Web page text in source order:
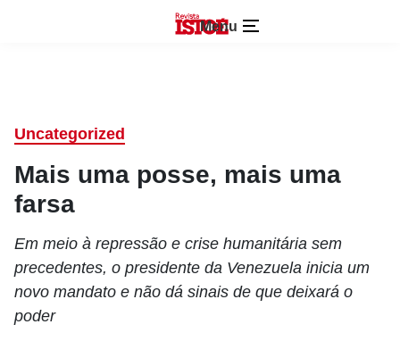
Menu
Uncategorized
Mais uma posse, mais uma
farsa
Em meio à repressão e crise humanitária sem
precedentes, o presidente da Venezuela inicia um
novo mandato e não dá sinais de que deixará o
poder